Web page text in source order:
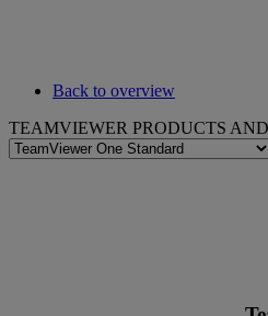
Back to overview
TEAMVIEWER PRODUCTS